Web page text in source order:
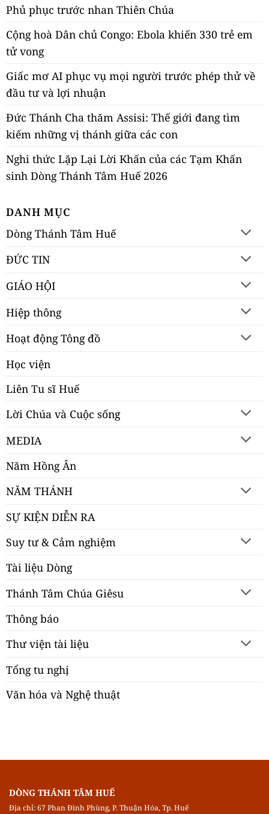
Phủ phục trước nhan Thiên Chúa
Cộng hoà Dân chủ Congo: Ebola khiến 330 trẻ em
tử vong
Giấc mơ AI phục vụ mọi người trước phép thử về
đầu tư và lợi nhuận
Đức Thánh Cha thăm Assisi: Thế giới đang tìm
kiếm những vị thánh giữa các con
Nghi thức Lặp Lại Lời Khấn của các Tạm Khấn
sinh Dòng Thánh Tâm Huế 2026
DANH MỤC
Dòng Thánh Tâm Huế
ĐỨC TIN
GIÁO HỘI
Hiệp thông
Hoạt động Tông đồ
Học viện
Liên Tu sĩ Huế
Lời Chúa và Cuộc sống
MEDIA
Năm Hồng Ân
NĂM THÁNH
SỰ KIỆN DIỄN RA
Suy tư & Cảm nghiệm
Tài liệu Dòng
Thánh Tâm Chúa Giêsu
Thông báo
Thư viện tài liệu
Tổng tu nghị
Văn hóa và Nghệ thuật
DÒNG THÁNH TÂM HUẾ
Địa chỉ: 67 Phan Đình Phùng, P. Thuận Hóa, Tp. Huế